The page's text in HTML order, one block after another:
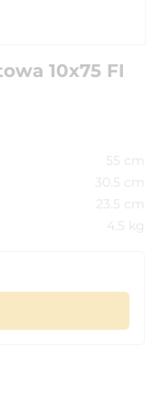
10x75 FI
55 cm
30.5 cm
23.5 cm
4.5 kg